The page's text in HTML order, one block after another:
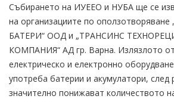
Събирането на ИУЕЕО и НУБА ще се
на организациите по
БАТЕРИ“ ООД и „ТРАНСИНС
КОМПАНИЯ“ АД гр. Варна. Излязлото
електрическо и електронно
употреба батерии и акумулатори, след
значително понижават количеството